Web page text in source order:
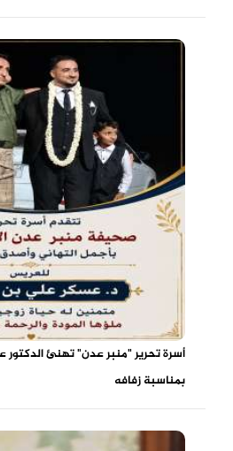
أسرة تحرير "منبر عدن" تهنئ
بمناسبة زفافه